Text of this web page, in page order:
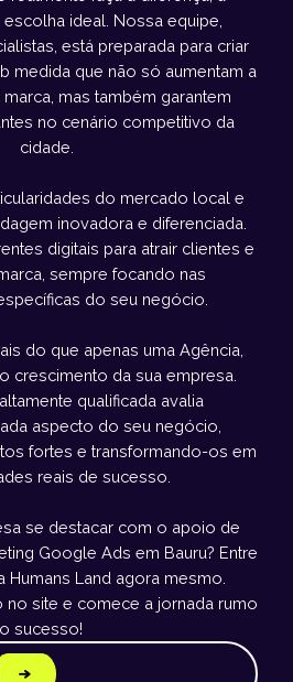
escolha ideal. Nossa equipe,
está preparada para criar
medida que não só aumentam a
mas também garantem
no cenário competitivo da
cidade.
do mercado local e
inovadora e diferenciada.
digitais para atrair clientes e
sempre focando nas
do seu negócio.
do que apenas uma Agência,
crescimento da sua empresa.
qualificada avalia
aspecto do seu negócio,
fortes e transformando-os em
reais de sucesso.
se destacar com o apoio de
Google Ads em Bauru? Entre
Land agora mesmo.
no site e comece a jornada rumo
sucesso!